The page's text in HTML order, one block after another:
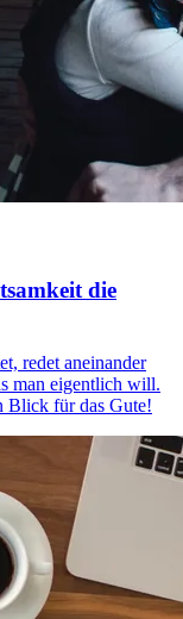
die
redet aneinander
man eigentlich will.
Blick für das Gute!